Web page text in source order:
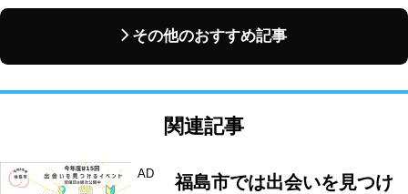
その他のおすすめ記事
関連記事
AD
福島市では出会いを見つけ